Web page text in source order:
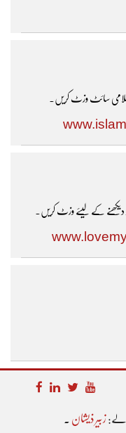
سائٹ وزٹ کریں۔
دیکھنے کے لیئے وزٹ کریں۔
زبیر ذیشان